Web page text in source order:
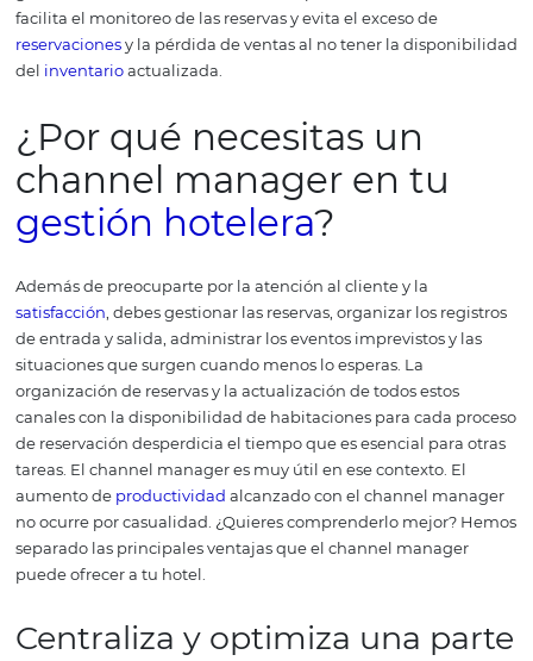
Foto: Pixabay.
Las posibilidades de errores aumentan con cada
y el hotel no podrá aumentar la cantidad de canales
hay cientos de otros canales disponibles para la
hotelera. El objetivo del software es precisamente
gestión de diferentes canales en una plataforma única.
facilita el monitoreo de las reservas y evita el exceso de
reservacionesy la pérdida de ventas al no tener la
delinventarioactualizada.
¿Por qué necesitas un
channel manager en tu
gestión hotelera?